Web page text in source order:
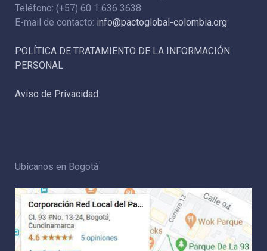
Teléfono: (+57) 60 1 636 3638
E-mail de contacto: info@pactoglobal-colombia.org
POLÍTICA DE TRATAMIENTO DE LA INFORMACIÓN
PERSONAL
Aviso de Privacidad
Ubícanos en Bogotá